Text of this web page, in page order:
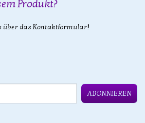
Produkt?
über das Kontaktformular!
ABONNIEREN